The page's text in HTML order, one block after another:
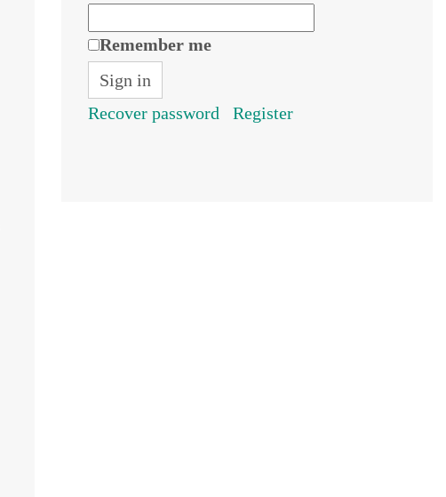
Remember me
Recover password Register